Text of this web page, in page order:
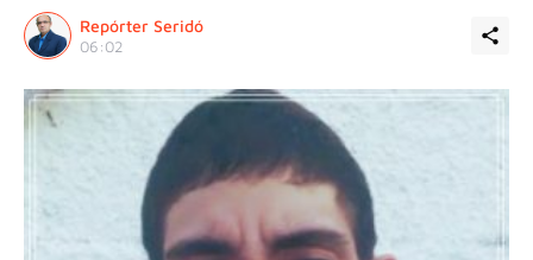
Repórter Seridó
06:02